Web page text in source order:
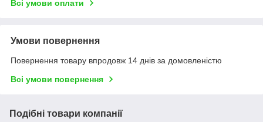
Всі умови оплати
Умови повернення
Повернення товару впродовж 14 днів за домовленістю
Всі умови повернення
Подібні товари компанії